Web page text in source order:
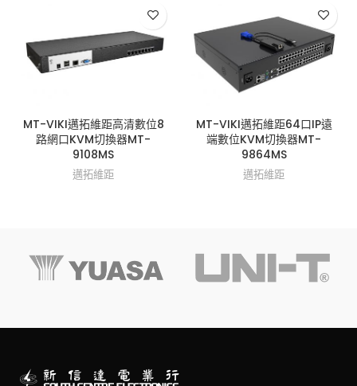
MT-VIKI邁拓維距高清數位8
路網口KVM切換器MT-
9108MS
邁拓維距
MT-VIKI邁拓維距64口IP遠
端數位KVM切換器MT-
9864MS
邁拓維距